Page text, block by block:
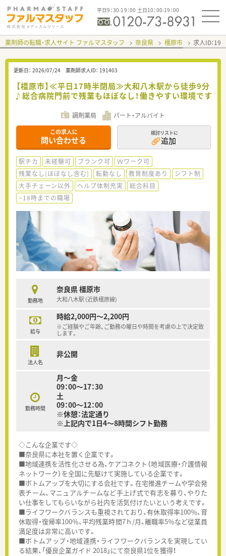
平日9：30-19：00 土日10：00-19：00
薬剤師の転職・求人サイト ファルマスタッフ 奈良県 橿原市 求人ID：
更新日： 2026/07/24 薬剤師求人ID： 191403
【橿原市】≪平日17時半閉局≫大和八木駅から徒歩9分
♪総合病院門前で残業もほぼなし！働きやすい環境です
調剤薬局 パート・アルバイト
この求人に
問い合わせる
検討リストに
追加
駅チカ 未経験可 ブランク可
Ｗワーク可
残業なし(ほぼなし含む)
転勤なし 教育制度あり
シフト制
大手チェーン以外
ヘルプ体制充実
総合科目
~18時までの職場
勤務地
奈良県 橿原市
大和八木駅 (近鉄橿原線)
給与
時給2,000円～2,200円
※ご経験やご年齢、ご勤務の曜日や時間を考慮の上で決定致
します。
法人名
非公開
勤務時間
月～金
09：00～17：30
土
09：00～12：00
※休憩：法定通り
※上記内で1日4～8時間シフト勤務
◇こんな企業です◇
■奈良県に本社を置く企業です。
■地域連携を活性化させる為、ケアコネクト（地域医療・介護情報
ネットワーク）を全国に先駆けて実施している企業です。
■ボトムアップを大切にする会社です。在宅推進チームや学会発
表チーム、マニュアルチームなど手上げ式で有志を募り、やりた
い仕事をしてもらいながら社内を活気付けたいという考えです。
■ライフワークバランスも重視されており、有休取得率100％、育
休取得・復帰率100％、平均残業時間7ｈ/月、離職率5％など従業員
満足度は非常に高いです。
■ボトムアップ・地域連携・ライフワークバランスを実現してい
る結果、「優良企業ガイド 2018」にて奈良県1位を獲得！